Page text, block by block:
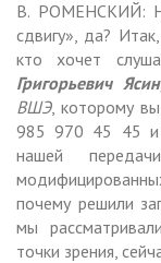
В. РОМЕНСКИЙ:
сдвигу», да?
кто хочет
Григорьевич Ясин
ВШЭ, которому
985 970 45 45 и
нашей
почему решили
мы
точки зрения,